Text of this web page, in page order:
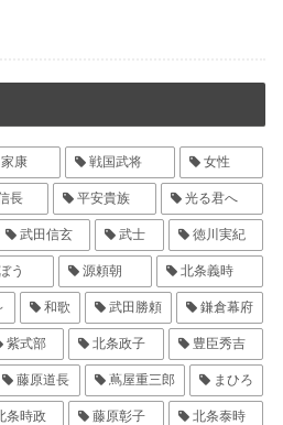
康 戦国武将 女性
長 平安貴族 光る君へ
武田信玄 武士 徳川実紀
う 源頼朝 北条義時
和歌 武田勝頼 鎌倉幕府
紫式部 北条政子 豊臣秀吉
藤原道長 蔦屋重三郎 まひろ
条時政 藤原彰子 北条泰時